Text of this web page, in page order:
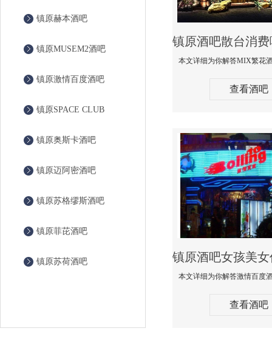
镇原赫本酒吧
镇原MUSEM2酒吧
镇原激情百度酒吧
镇原SPACE CLUB
镇原奥斯卡酒吧
镇原迈阿密酒吧
镇原苏格缪斯酒吧
镇原菲芘酒吧
镇原苏荷酒吧
查看酒吧
查看酒吧